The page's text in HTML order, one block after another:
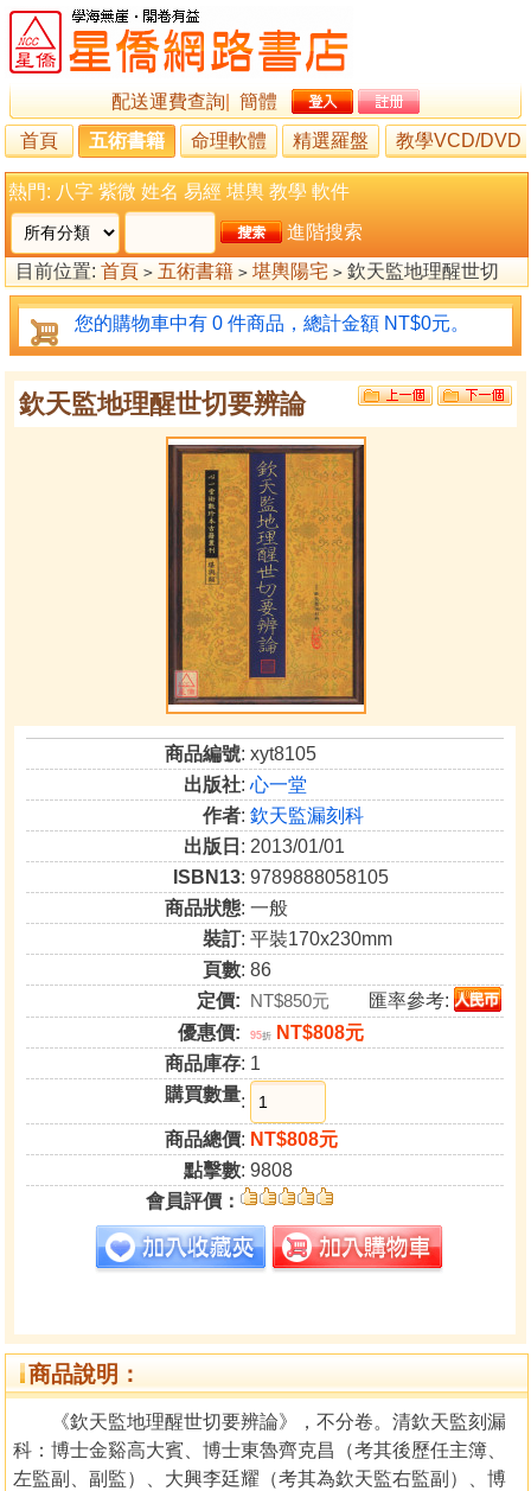
配送運費查詢
簡體
首頁
五術書籍 命理軟體 精選羅盤 教學VCD/DVD
熱門: 八字 紫微 姓名 易經 堪輿 教學 軟件
進階搜索
目前位置: 首頁 > 五術書籍 > 堪輿陽宅 > 欽天監地理醒世切
要辨論
您的購物車中有 0 件商品，總計金額 NT$0元。
欽天監地理醒世切要辨論
商品編號: xyt8105
出版社:心一堂
作者:欽天監漏刻科
出版日 : 2013/01/01
ISBN13: 9789888058105
商品狀態: 一般
裝訂: 平裝170x230mm
頁數: 86
定價: NT$850元
匯率參考:
優惠價:
95折
NT$808元
商品庫存: 1
購買數量:
商品總價: NT$808元
點擊數: 9808
會員評價：
商品說明：
《欽天監地理醒世切要辨論》，不分卷。清欽天監刻漏
科：博士金谿高大賓、博士東魯齊克昌（考其後歷任主簿、
左監副、副監）、大興李廷耀（考其為欽天監右監副）、博